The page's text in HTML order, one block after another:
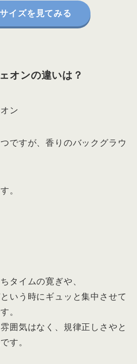
イズを見てみる
オンの違いは？
ン
ですが、香りのバックグラウ
。
タイムの寛ぎや、
いう時にギュッと集中させて
。
囲気はなく、規律正しさやと
す。